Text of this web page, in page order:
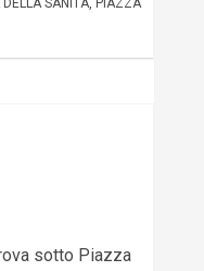
SANITÀ, PIAZZA
sotto Piazza